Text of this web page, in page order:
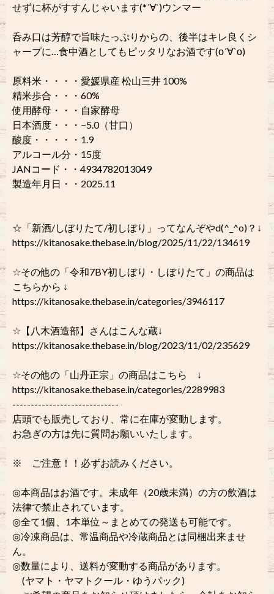
せずに杯がすすんじゃいます(*´∀`)ウンマー
呑み口は芳醇で旨味たっぷりからの、後半はキレ良くシ
ャープに…食中酒としてもピッタリなお酒です(о´∀`о)
原料米・・・・愛媛県産 松山三井 100%
精米歩合・・・60%
使用酵母・・・自家酵母
日本酒度・・・−5.0（甘口）
酸度・・・・・1.9
アルコール分・15度
JANコード・・4934782013049
製造年月日・・2025.11
☆「新酒/しぼりたて/初しぼり」ってなんぞやd(^_^o)？↓
https://kitanosake.thebase.in/blog/2025/11/22/134619
☆その他の「令和7BY初しぼり・しぼりたて」の商品は
こちらから ↓
https://kitanosake.thebase.in/categories/3946117
☆【八木酒造部】さんはこんな蔵↓
https://kitanosake.thebase.in/blog/2023/11/02/235629
☆その他の「山丹正宗」の商品はこちら ↓
https://kitanosake.thebase.in/categories/2289983
-----------------------------
店頭でも販売しており、常に在庫が変動します。
お急ぎの方は先に質問お願いいたします。
※ ご注意！！必ずお読みください。
◎本商品はお酒です。未成年（20歳未満）の方の飲酒は
法律で禁止されています。
◎全て1個、1本単位～まとめての発送も可能です。
◎冷凍商品は、常温商品や冷蔵商品とは同梱出来ませ
ん。
◎数量により、送料が変動する商品があります。
(ヤマト・ヤマトクール・ゆうパック)